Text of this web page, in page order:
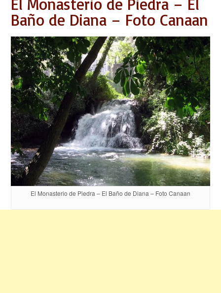
El Monasterio de Piedra – El
Baño de Diana – Foto Canaan
El Monasterio de Piedra – El Baño de Diana – Foto Canaan